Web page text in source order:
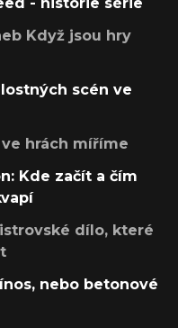
Když jsou hry
scén ve
hrách míříme
Kde začít a čím
dílo, které
nebo betonové